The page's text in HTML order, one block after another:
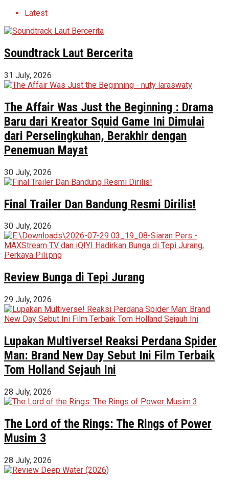
Latest
Soundtrack Laut Bercerita
31 July, 2026
The Affair Was Just the Beginning : Drama
Baru dari Kreator Squid Game Ini Dimulai
dari Perselingkuhan, Berakhir dengan
Penemuan Mayat
30 July, 2026
Final Trailer Dan Bandung Resmi Dirilis!
30 July, 2026
Review Bunga di Tepi Jurang
29 July, 2026
Lupakan Multiverse! Reaksi Perdana Spider
Man: Brand New Day Sebut Ini Film Terbaik
Tom Holland Sejauh Ini
28 July, 2026
The Lord of the Rings: The Rings of Power
Musim 3
28 July, 2026